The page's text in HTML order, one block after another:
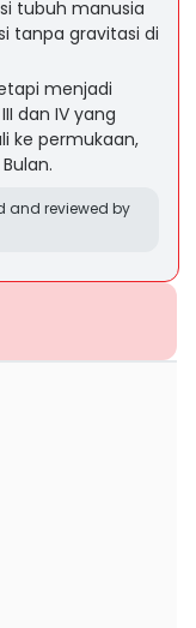
tubuh manusia
tanpa gravitasi di
menjadi
dan IV yang
ke permukaan,
and reviewed by